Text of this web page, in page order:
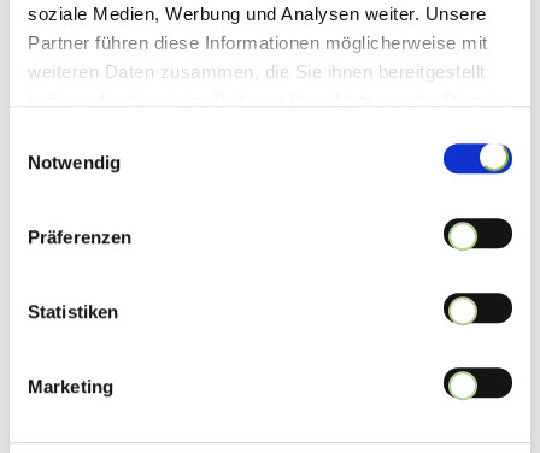
soziale Medien, Werbung und Analysen weiter. Unsere
Partner führen diese Informationen möglicherweise mit
weiteren Daten zusammen, die Sie ihnen bereitgestellt
Notwendig
Präferenzen
Statistiken
Marketing
83052 Bruckmühl
Tel: +49 8062 79497
Weiher 1
83229 Aschau im Chiemgau
...die kostenlose
Zum Laden der Abfall-App